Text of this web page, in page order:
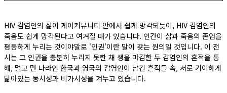
HIV 감염인의 삶이 게이커뮤니티 안에서 쉽게 망각되듯이, HIV 감염인의
죽음도 쉽게 망각된다고 여겨질 때가 있습니다. 인간이 삶과 죽음의 존엄을
평등하게 누리는 것이야말로 '인권'이란 말이 갖는 원의일 것입니다. 이 전
시는 그 인권을 충분히 누리지 못한 채 생을 마감한 두 감염인의 흔적을 통
해, 멀고 먼 나라인 한국과 영국의 감염인이 남긴 흔적들 속, 서로 기이하게
닮아있는 동시성과 비가시성을 겨누고 있습니다.